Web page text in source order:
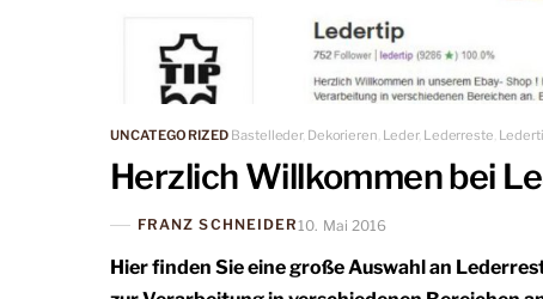
UNCATEGORIZED Bastelleder, Dekorieren, Leder, Lederreste,
Herzlich Willkommen bei
FRANZ SCHNEIDER10. Mai 2016
Hier finden Sie eine große Auswahl an